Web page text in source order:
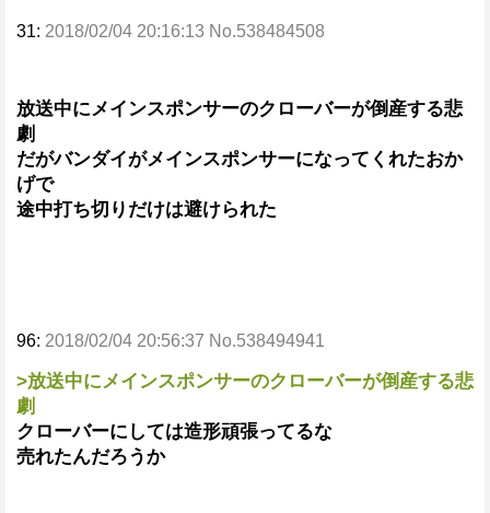
31: 2018/02/04 20:16:13 No.538484508
放送中にメインスポンサーのクローバーが倒産する悲
劇
だがバンダイがメインスポンサーになってくれたおか
げで
途中打ち切りだけは避けられた
96: 2018/02/04 20:56:37 No.538494941
>放送中にメインスポンサーのクローバーが倒産する悲
劇
クローバーにしては造形頑張ってるな
売れたんだろうか